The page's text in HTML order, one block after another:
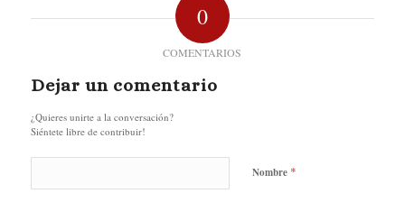
0
COMENTARIOS
Dejar un comentario
¿Quieres unirte a la conversación?
Siéntete libre de contribuir!
Nombre *